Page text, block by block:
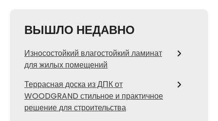
ВЫШЛО НЕДАВНО
Износостойкий влагостойкий ламинат
для жилых помещений
Террасная доска из ДПК от
WOODGRAND стильное и практичное
решение для строительства